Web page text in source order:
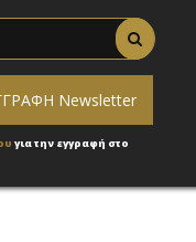
για την εγγραφή στο